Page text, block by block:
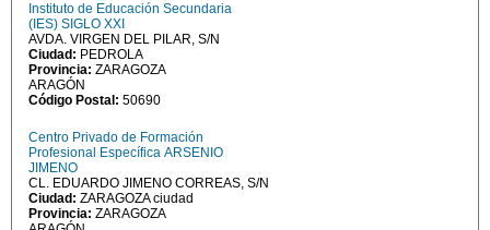
Instituto de Educación Secundaria
(IES) SIGLO XXI
AVDA. VIRGEN DEL PILAR, S/N
Ciudad: PEDROLA
Provincia: ZARAGOZA
ARAGÓN
Código Postal: 50690
Centro Privado de Formación
Profesional Específica ARSENIO
JIMENO
CL. EDUARDO JIMENO CORREAS, S/N
Ciudad: ZARAGOZA ciudad
Provincia: ZARAGOZA